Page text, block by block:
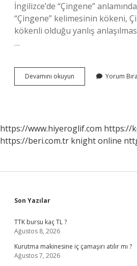
İngilizce’de “Çingene”
“Çingene” kelimesinin kökeni,
kökenli olduğu yanlış
…
Devamını okuyun Çingeneler
Çingene
Yorum
https://www.hiyeroglif.com https://
https://beri.com.tr knight online
Sidebar
Son Yazılar
TTK bursu kaç TL ?
Ağustos 8, 2026
Kurutma makinesine iç çamaşırı atılır mı ?
Ağustos 7, 2026